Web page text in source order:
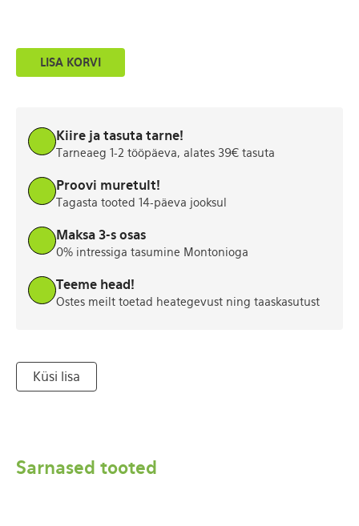
Roosa
kootud
LISA KORVI
Kiire ja tasuta tarne!
Tarneaeg 1-2 tööpäeva, alates 39€ tasuta
Proovi muretult!
Tagasta tooted 14-päeva jooksul
Maksa 3-s osas
0% intressiga tasumine Montonioga
Teeme head!
Ostes meilt toetad heategevust ning taaskasutust
Küsi lisa
Sarnased tooted